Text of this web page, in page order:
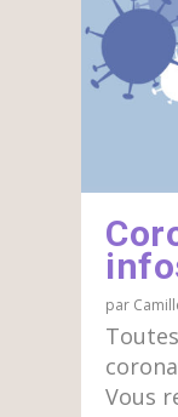
par
Vous